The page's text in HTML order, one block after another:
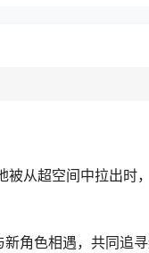
从超空间中拉出时
角色相遇，共同追寻